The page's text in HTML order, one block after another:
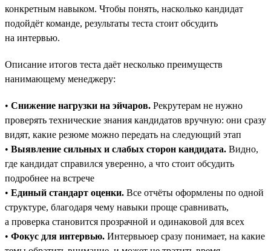
конкретным навыком. Чтобы понять, насколько кандидат
подойдёт команде, результаты теста стоит обсудить
на интервью.
Описание итогов теста даёт несколько преимуществ
нанимающему менеджеру:
• Снижение нагрузки на эйчаров. Рекрутерам не нужно
проверять технические знания кандидатов вручную: они сразу
видят, какие резюме можно передать на следующий этап
• Выявление сильных и слабых сторон кандидата. Видно,
где кандидат справился уверенно, а что стоит обсудить
подробнее на встрече
• Единый стандарт оценки. Все отчёты оформлены по одной
структуре, благодаря чему навыки проще сравнивать,
а проверка становится прозрачной и одинаковой для всех
• Фокус для интервью. Интервьюер сразу понимает, на какие